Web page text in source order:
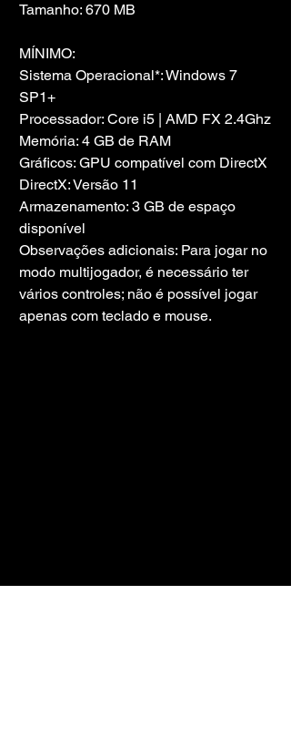
Tamanho: 670 MB
MÍNIMO:
Sistema Operacional*: Windows 7
SP1+
Processador: Core i5 | AMD FX 2.4Ghz
Memória: 4 GB de RAM
Gráficos: GPU compatível com DirectX
DirectX: Versão 11
Armazenamento: 3 GB de espaço
disponível
Observações adicionais: Para jogar no
modo multijogador, é necessário ter
vários controles; não é possível jogar
apenas com teclado e mouse.